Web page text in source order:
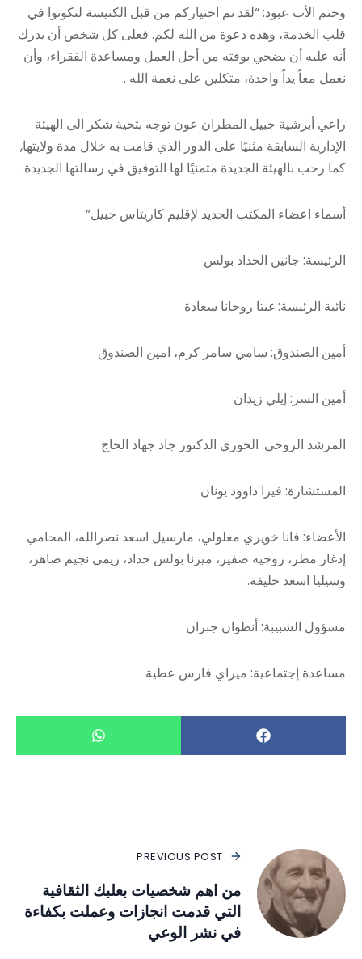
وختم الأب عبود: “لقد تم اختياركم من قبل الكنيسة لتكونوا في
قلب الخدمة، وهذه دعوة من الله لكم. فعلى كل شخص أن يدرك
أنه عليه أن يضحي بوقته من أجل العمل ومساعدة الفقراء، وأن
نعمل معاً يداً واحدة، متكلين على نعمة الله .
راعي أبرشية جبيل المطران عون توجه بتحية شكر الى الهيئة
الإدارية السابقة مثنيًا على الدور الذي قامت به خلال مدة ولايتها,
كما رحب بالهيئة الجديدة متمنيًا لها التوفيق في رسالتها الجديدة.
أسماء اعضاء المكتب الجديد لإقليم كاريتاس جبيل”
الرئيسة: جانين الحداد بولس
نائبة الرئيسة: غيتا روحانا سعادة
أمين الصندوق: سامي سامر كرم، امين الصندوق
أمين السر: إيلي زيدان
المرشد الروحي: الخوري الدكتور جاد جهاد الحاج
المستشارة: فيرا داوود يونان
الأعضاء: فانا خويري معلولي، مارسيل اسعد نصرالله، المحامي
إدغار مطر، روجيه صفير، ميرنا بولس حداد، ريمي نجيم ضاهر،
وسيليا اسعد خليفة.
مسؤول الشبيبة: أنطوان جبران
مساعدة إجتماعية: ميراي فارس عطية
PREVIOUS POST
من اهم شخصيات بعلبك الثقافية
التي قدمت انجازات وعملت بكفاءة
في نشر الوعي